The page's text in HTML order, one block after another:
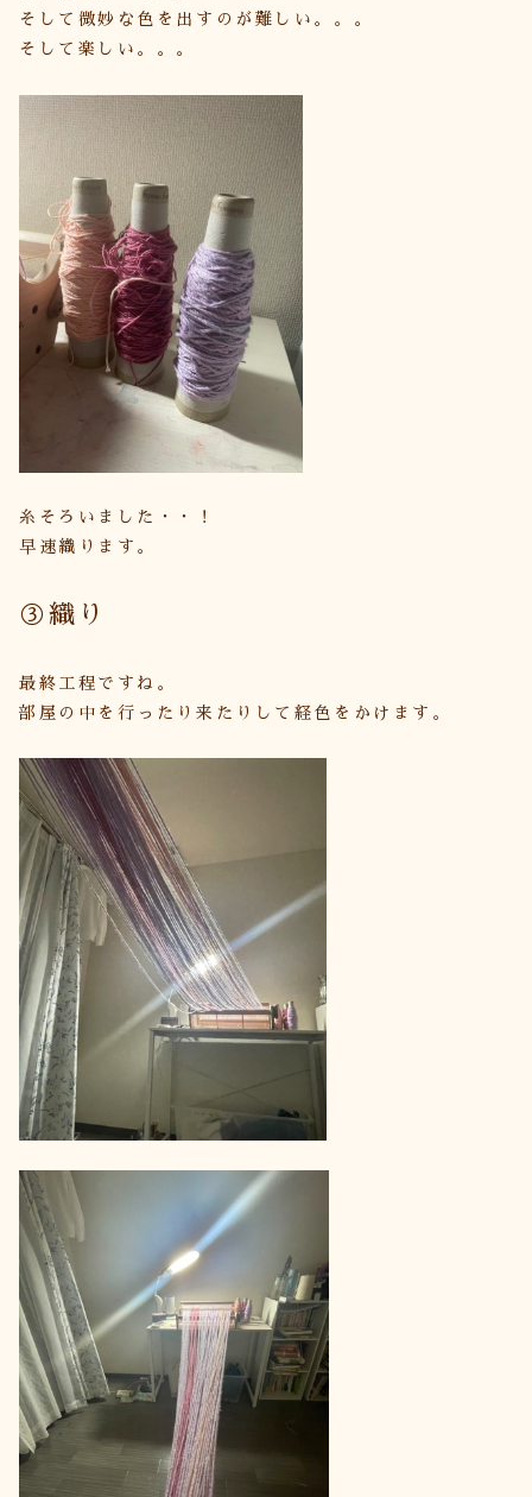
そして微妙な色を出すのが難しい。。。
そして楽しい。。。
糸そろいました・・！
早速織ります。
③織り
最終工程ですね。
部屋の中を行ったり来たりして経色をかけます。